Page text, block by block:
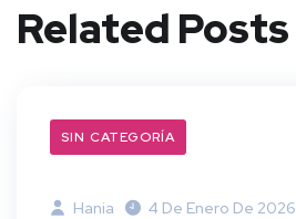
Related Posts
SIN CATEGORÍA
Hania 4 De Enero De 2026